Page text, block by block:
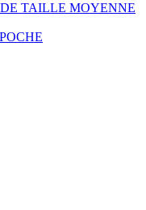
TAILLE MOYENNE